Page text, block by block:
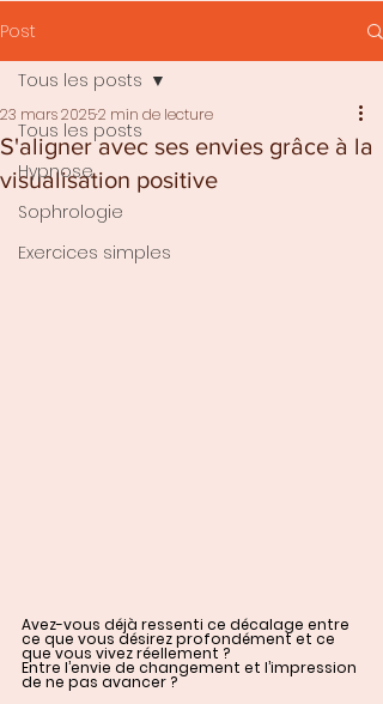
Post
Tous les posts
Hypnose
Sophrologie
Exercices simples
Tous les posts
S'aligner avec ses envies grâce à la
visualisation positive
23 mars 20252 min de lecture
Avez-vous déjà ressenti ce décalage entre
ce que vous désirez profondément et ce
que vous vivez réellement ?
Entre l’envie de changement et l’impression
de ne pas avancer ?